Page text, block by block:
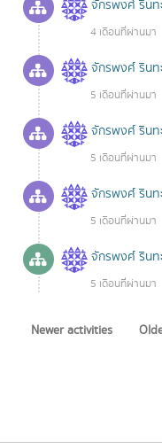
จักรพงศ์ รินท
4 เดือนที่ผ่านมา
จักรพงศ์ รินท
5 เดือนที่ผ่านมา
จักรพงศ์ รินท
5 เดือนที่ผ่านมา
จักรพงศ์ รินท
5 เดือนที่ผ่านมา
จักรพงศ์ รินท
5 เดือนที่ผ่านมา
Newer activities